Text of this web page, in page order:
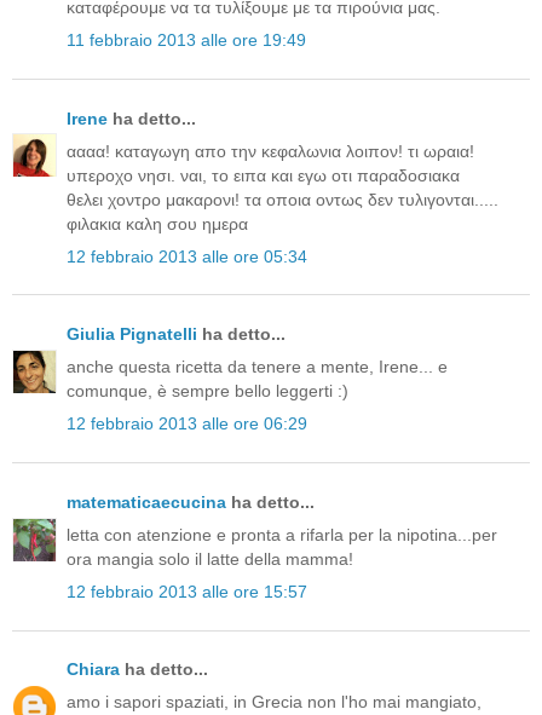
καταφέρουμε να τα τυλίξουμε με τα πιρούνια μας.
11 febbraio 2013 alle ore 19:49
Irene ha detto...
αααα! καταγωγη απο την κεφαλωνια λοιπον! τι ωραια!
υπεροχο νησι. ναι, το ειπα και εγω οτι παραδοσιακα
θελει χοντρο μακαρονι! τα οποια οντως δεν τυλιγονται.....
φιλακια καλη σου ημερα
12 febbraio 2013 alle ore 05:34
Giulia Pignatelli ha detto...
anche questa ricetta da tenere a mente, Irene... e
comunque, è sempre bello leggerti :)
12 febbraio 2013 alle ore 06:29
matematicaecucina ha detto...
letta con atenzione e pronta a rifarla per la nipotina...per
ora mangia solo il latte della mamma!
12 febbraio 2013 alle ore 15:57
Chiara ha detto...
amo i sapori spaziati, in Grecia non l'ho mai mangiato,